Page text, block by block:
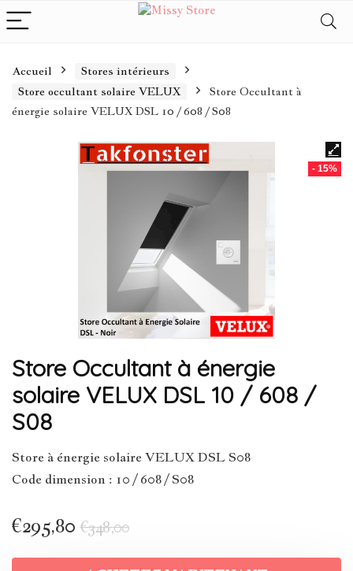
Accueil
Stores intérieurs
Store occultant solaire VELUX
Store Occultant à
énergie solaire VELUX DSL 10 / 608 / S08
- 15%
Store Occultant à énergie
solaire VELUX DSL 10 / 608 /
S08
Store à énergie solaire VELUX DSL S08
Code dimension : 10 / 608 / S08
€348,00
€295,80